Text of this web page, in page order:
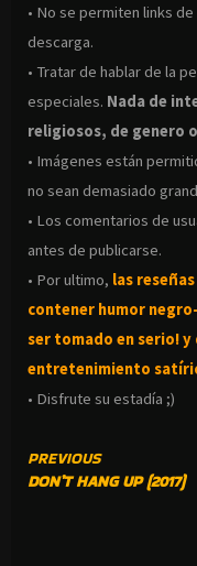
• No se permiten links
descarga.
• Tratar de hablar de la
especiales. Nada de
religiosos, de genero
• Imágenes están
no sean demasiado
• Los comentarios de
antes de publicarse.
• Por ultimo, las
contener humor negro-
ser tomado en serio!
entretenimiento
• Disfrute su estadía ;)
CONTINUE
READING
PREVIOUS
DON’T HANG UP (2017)